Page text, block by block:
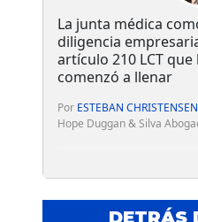
La junta médica
diligencia
artículo 210 LCT
comenzó a llenar
Por ESTEBAN CHRISTENSEN
Hope Duggan & Silva